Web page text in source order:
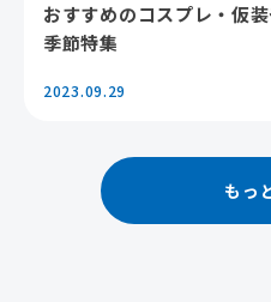
おすすめのコスプレ・仮
季節特集
2023.09.29
もっ